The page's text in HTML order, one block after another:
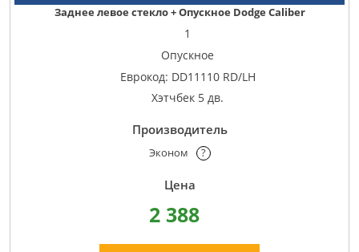
Заднее левое стекло + Опускное Dodge Caliber
1
Опускное
Еврокод: DD11110 RD/LH
Хэтчбек 5 дв.
Эконом ?
2 388